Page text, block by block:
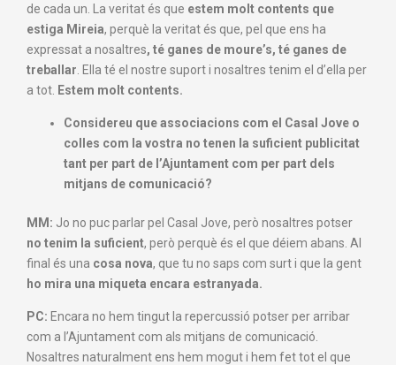
de cada un. La veritat és que estem molt contents que
estiga Mireia, perquè la veritat és que, pel que ens ha
expressat a nosaltres, té ganes de moure’s, té ganes de
treballar . Ella té el nostre suport i nosaltres tenim el d’ella per
a tot. Estem molt contents.
Considereu que associacions com el Casal Jove o
colles com la vostra no tenen la suficient publicitat
tant per part de l’Ajuntament com per part dels
mitjans de comunicació?
MM: Jo no puc parlar pel Casal Jove, però nosaltres potser
no tenim la suficient, però perquè és el que déiem abans. Al
final és una cosa nova, que tu no saps com surt i que la gent
ho mira una miqueta encara estranyada.
PC: Encara no hem tingut la repercussió potser per arribar
com a l’Ajuntament com als mitjans de comunicació.
Nosaltres naturalment ens hem mogut i hem fet tot el que